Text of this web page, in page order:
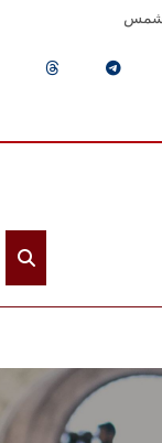
شمس
الرئيسيـة